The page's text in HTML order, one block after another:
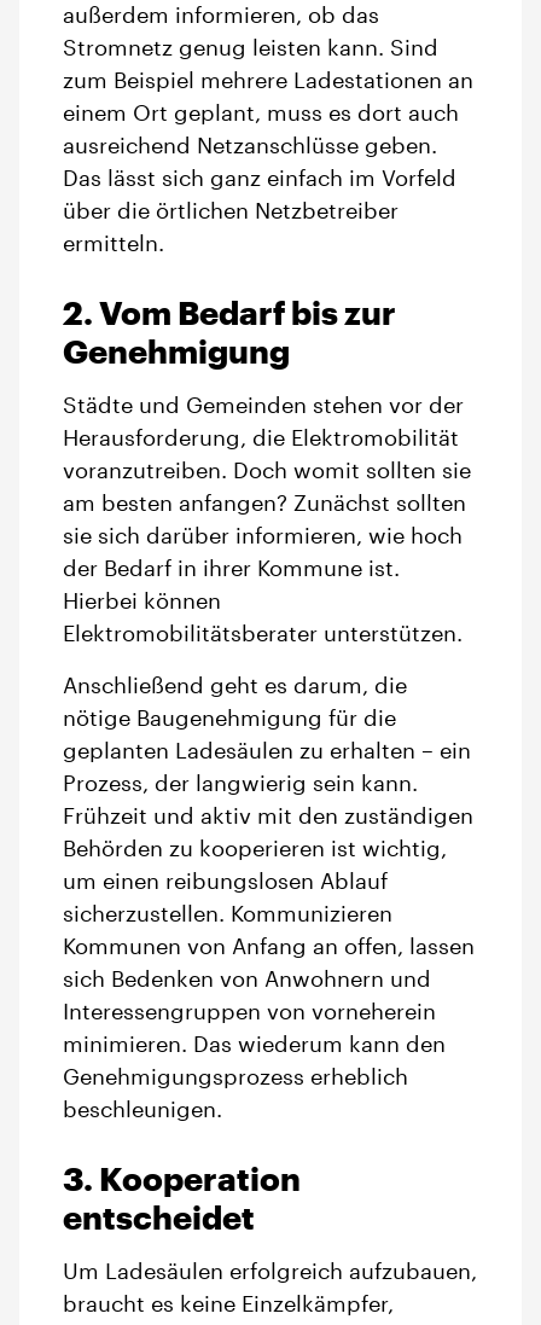
außerdem informieren, ob das
Stromnetz genug leisten kann. Sind
zum Beispiel mehrere Ladestationen an
einem Ort geplant, muss es dort auch
ausreichend Netzanschlüsse geben.
Das lässt sich ganz einfach im Vorfeld
über die örtlichen Netzbetreiber
ermitteln.
2. Vom Bedarf bis zur
Genehmigung
Städte und Gemeinden stehen vor der
Herausforderung, die Elektromobilität
voranzutreiben. Doch womit sollten sie
am besten anfangen? Zunächst sollten
sie sich darüber informieren, wie hoch
der Bedarf in ihrer Kommune ist.
Hierbei können
Elektromobilitätsberater unterstützen.
Anschließend geht es darum, die
nötige Baugenehmigung für die
geplanten Ladesäulen zu erhalten – ein
Prozess, der langwierig sein kann.
Frühzeit und aktiv mit den zuständigen
Behörden zu kooperieren ist wichtig,
um einen reibungslosen Ablauf
sicherzustellen. Kommunizieren
Kommunen von Anfang an offen, lassen
sich Bedenken von Anwohnern und
Interessengruppen von vorneherein
minimieren. Das wiederum kann den
Genehmigungsprozess erheblich
beschleunigen.
3. Kooperation
entscheidet
Um Ladesäulen erfolgreich aufzubauen,
braucht es keine Einzelkämpfer,